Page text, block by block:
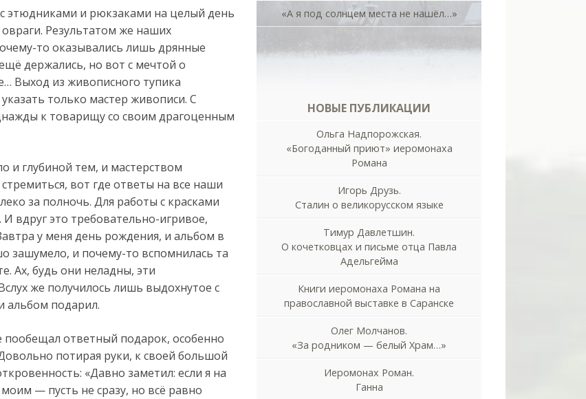
этюдниками и рюкзаками на целый день
Результатом же наших
то оказывались лишь дрянные
держались, но вот с мечтой о
Выход из живописного тупика
только мастер живописи. С
к товарищу со своим драгоценным
и глубиной тем, и мастерством
вот где ответы на все наши
за полночь. Для работы с красками
вдруг это требовательно-игривое,
у меня день рождения, и альбом в
зашумело, и почему-то вспомнилась та
Ах, будь они неладны, эти
же получилось лишь выдохнутое с
альбом подарил.
ответный подарок, особенно
потирая руки, к своей большой
«Давно заметил: если я на
— пусть не сразу, но всё равно
«А я под солнцем места не нашёл…»
НОВЫЕ ПУБЛИКАЦИИ
Ольга Надпорожская.
«Богоданный приют» иеромонаха
Романа
Игорь Друзь.
Сталин о великорусском языке
Тимур Давлетшин.
О кочетковцах и письме отца Павла
Адельгейма
Книги иеромонаха Романа на
православной выставке в Саранске
Олег Молчанов.
«За родником — белый Храм…»
Иеромонах Роман.
Ганна